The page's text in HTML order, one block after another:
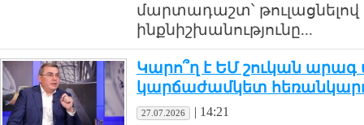
մարտադաշտ՝
ինքնիշխանությունը...
Կարո՞ղ է ԵՄ շուկան
կարճաժամկետ
27.07.2026 | 14:21